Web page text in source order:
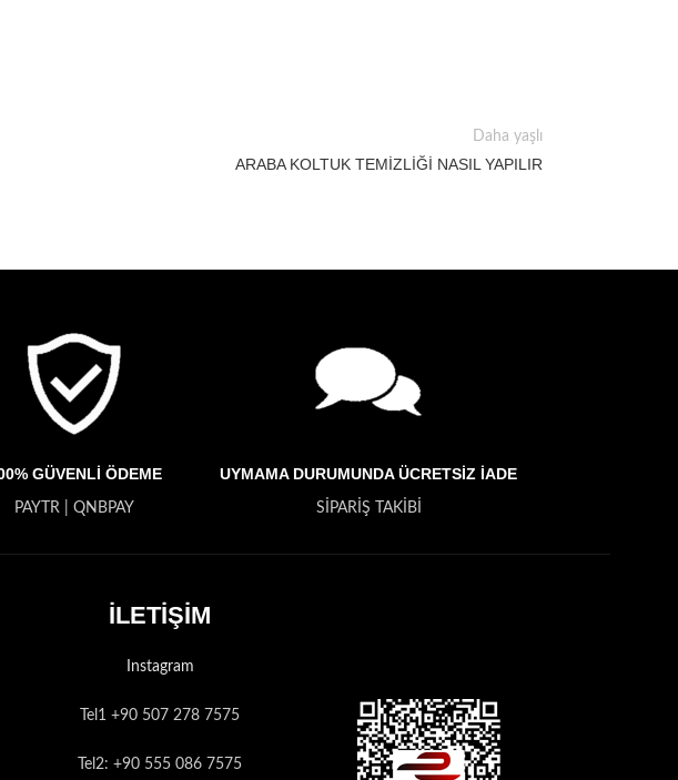
Daha yaşlı
ARABA KOLTUK TEMİZLİĞİ NASIL YAPILIR
GÜVENLİ ÖDEME
PAYTR | QNBPAY
UYMAMA DURUMUNDA ÜCRETSİZ İADE
SİPARİŞ TAKİBİ
İLETİŞİM
Instagram
Tel1 +90 507 278 7575
Tel2: +90 555 086 7575